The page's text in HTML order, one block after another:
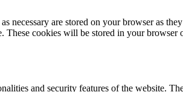
necessary are stored on your browser as
These cookies will be stored in your
and security features of the website.